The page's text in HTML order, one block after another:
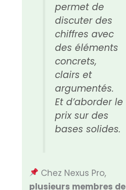
permet de
discuter des
chiffres avec
des éléments
concrets,
clairs et
argumentés.
Et d’aborder le
prix sur des
bases solides.
Chez Nexus Pro,
plusieurs membres de